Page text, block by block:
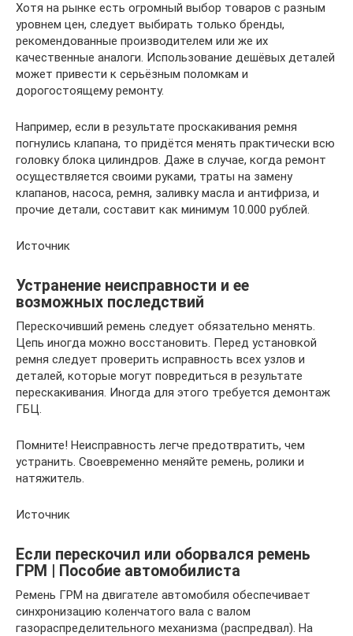
Хотя на рынке есть огромный выбор товаров с разным
уровнем цен, следует выбирать только бренды,
рекомендованные производителем или же их
качественные аналоги. Использование дешёвых деталей
может привести к серьёзным поломкам и
дорогостоящему ремонту.
Например, если в результате проскакивания ремня
погнулись клапана, то придётся менять практически всю
головку блока цилиндров. Даже в случае, когда ремонт
осуществляется своими руками, траты на замену
клапанов, насоса, ремня, заливку масла и антифриза, и
прочие детали, составит как минимум 10.000 рублей.
Источник
Устранение неисправности и ее
возможных последствий
Перескочивший ремень следует обязательно менять.
Цепь иногда можно восстановить. Перед установкой
ремня следует проверить исправность всех узлов и
деталей, которые могут повредиться в результате
перескакивания. Иногда для этого требуется демонтаж
ГБЦ.
Помните! Неисправность легче предотвратить, чем
устранить. Своевременно меняйте ремень, ролики и
натяжитель.
Источник
Если перескочил или оборвался ремень
ГРМ | Пособие автомобилиста
Ремень ГРМ на двигателе автомобиля обеспечивает
синхронизацию коленчатого вала с валом
газораспределительного механизма (распредвал). На